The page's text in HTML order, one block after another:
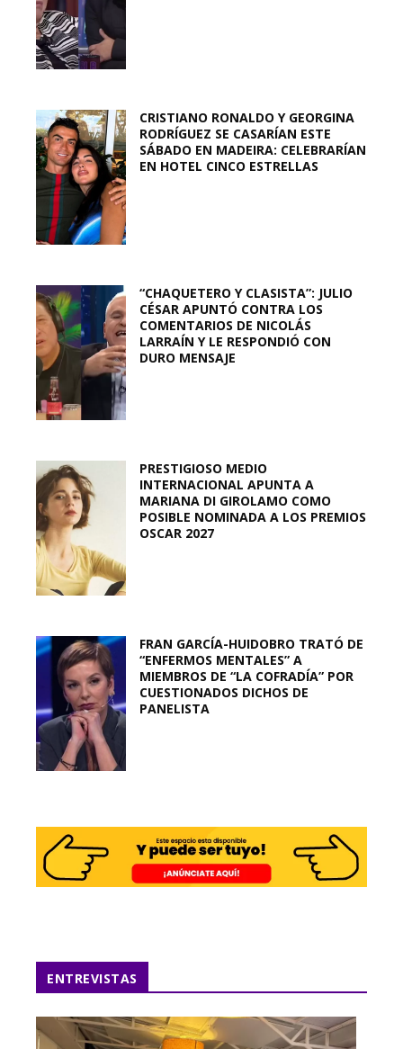
CRISTIANO RONALDO Y GEORGINA
RODRÍGUEZ SE CASARÍAN ESTE
SÁBADO EN MADEIRA: CELEBRARÍAN
EN HOTEL CINCO ESTRELLAS
“CHAQUETERO Y CLASISTA”: JULIO
CÉSAR APUNTÓ CONTRA LOS
COMENTARIOS DE NICOLÁS
LARRAÍN Y LE RESPONDIÓ CON
DURO MENSAJE
PRESTIGIOSO MEDIO
INTERNACIONAL APUNTA A
MARIANA DI GIROLAMO COMO
POSIBLE NOMINADA A LOS PREMIOS
OSCAR 2027
FRAN GARCÍA-HUIDOBRO TRATÓ DE
“ENFERMOS MENTALES” A
MIEMBROS DE “LA COFRADÍA” POR
CUESTIONADOS DICHOS DE
PANELISTA
ENTREVISTAS